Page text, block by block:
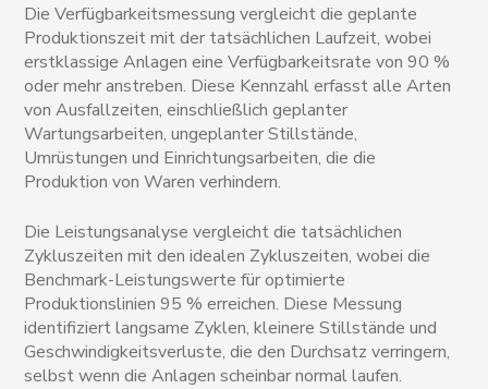
Die Verfügbarkeitsmessung vergleicht die geplante
Produktionszeit mit der tatsächlichen Laufzeit, wobei
erstklassige Anlagen eine Verfügbarkeitsrate von 90 %
oder mehr anstreben. Diese Kennzahl erfasst alle Arten
von Ausfallzeiten, einschließlich geplanter
Wartungsarbeiten, ungeplanter Stillstände,
Umrüstungen und Einrichtungsarbeiten, die die
Produktion von Waren verhindern.
Die Leistungsanalyse vergleicht die tatsächlichen
Zykluszeiten mit den idealen Zykluszeiten, wobei die
Benchmark-Leistungswerte für optimierte
Produktionslinien 95 % erreichen. Diese Messung
identifiziert langsame Zyklen, kleinere Stillstände und
Geschwindigkeitsverluste, die den Durchsatz verringern,
selbst wenn die Anlagen scheinbar normal laufen.